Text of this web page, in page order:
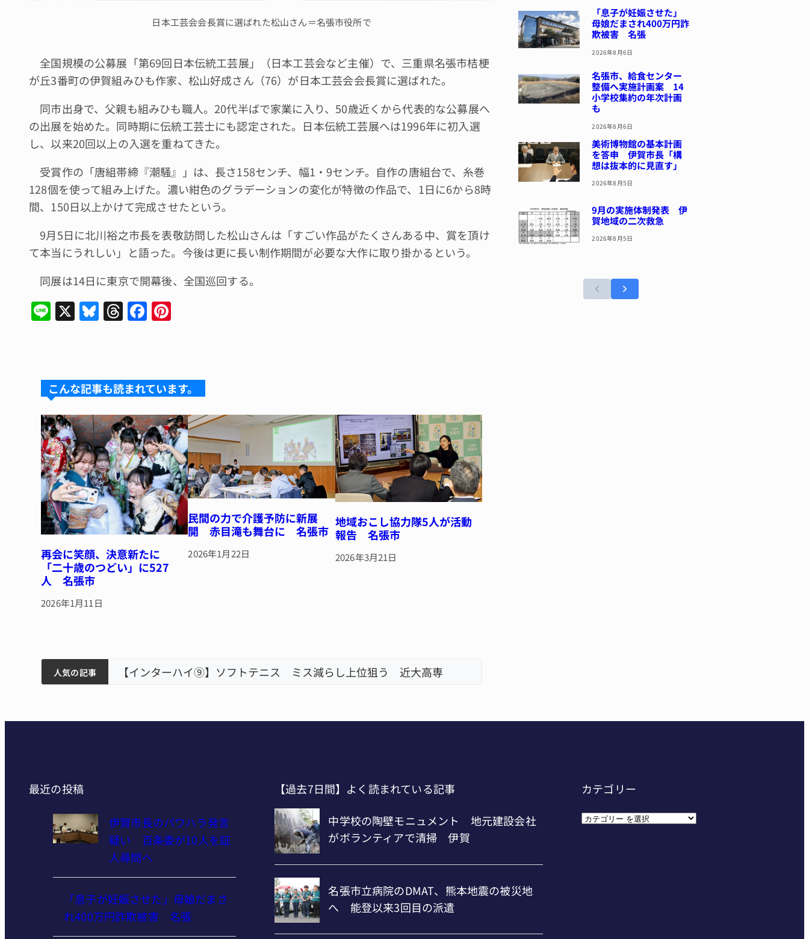
日本工芸会会長賞に選ばれた松山さん＝名張市役所で
全国規模の公募展「第69回日本伝統工芸展」（日本工芸会など主催）で、三重県名張市桔梗
が丘3番町の伊賀組みひも作家、松山好成さん（76）が日本工芸会会長賞に選ばれた。
同市出身で、父親も組みひも職人。20代半ばで家業に入り、50歳近くから代表的な公募展へ
の出展を始めた。同時期に伝統工芸士にも認定された。日本伝統工芸展へは1996年に初入選
し、以来20回以上の入選を重ねてきた。
受賞作の「唐組帯締『潮騒』」は、長さ158センチ、幅1・9センチ。自作の唐組台で、糸巻
128個を使って組み上げた。濃い紺色のグラデーションの変化が特徴の作品で、1日に6から8時
間、150日以上かけて完成させたという。
9月5日に北川裕之市長を表敬訪問した松山さんは「すごい作品がたくさんある中、賞を頂け
て本当にうれしい」と語った。今後は更に長い制作期間が必要な大作に取り掛かるという。
同展は14日に東京で開幕後、全国巡回する。
Li
n
X Bl
u
k
y
T
hr
d
s
F
a
b
o
o
k
st
こんな記事も読まれています。
再会に笑顔、決意新たに
「二十歳のつどい」に527
人 名張市
2026年1月11日
民間の力で介護予防に新展
開 赤目滝も舞台に 名張市
2026年1月22日
地域おこし協力隊5人が活動
報告 名張市
2026年3月21日
人気の記事
ィアで清掃 伊賀
3回目の派遣
ニス ミス減らし上位狙う 近大高専 リレーで東海中学総体へ 伊賀・名張
「息子が妊娠させた」
母娘だまされ400万円詐
欺被害 名張
2026年8月6日
名張市、給食センター
整備へ実施計画案 14
小学校集約の年次計画
も
2026年8月6日
美術博物館の基本計画
を答申 伊賀市長「構
想は抜本的に見直す」
2026年8月5日
9月の実施体制発表 伊
賀地域の二次救急
2026年8月5日
最近の投稿
伊賀市長のパワハラ発言
疑い 百条委が10人を証
人尋問へ
「息子が妊娠させた」母娘だまさ
れ400万円詐欺被害 名張
【過去7日間】よく読まれている記事
カテゴリー
カ